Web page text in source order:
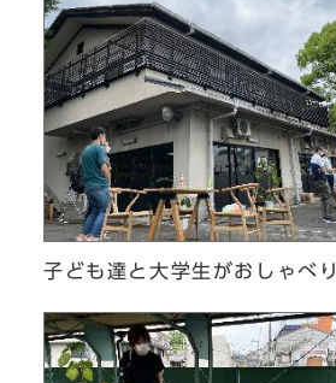
子ども達と大学生がおしゃべり